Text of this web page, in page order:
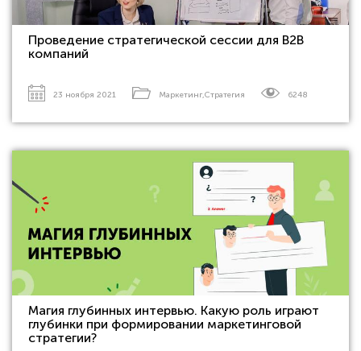
Проведение стратегической сессии для В2В
компаний
23 ноября 2021 Маркетинг,Стратегия 6248
Магия глубинных интервью. Какую роль играют
глубинки при формировании маркетинговой
стратегии?